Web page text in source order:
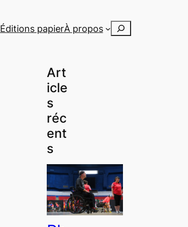
Éditions papierÀ propos Rechercher
Art
icle
s
réc
ent
s